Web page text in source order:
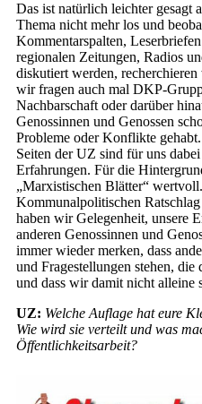
Das ist natürlich leichter gesagt
Thema nicht mehr los und
Kommentarspalten,
regionalen Zeitungen, Radios
diskutiert werden,
wir fragen auch mal DKP-
Nachbarschaft oder darüber
Genossinnen und Genossen
Probleme oder Konflikte
Seiten der UZ sind für uns
Erfahrungen. Für die
„Marxistischen Blätter“
Kommunalpolitischen
haben wir Gelegenheit, unsere
anderen Genossinnen und
immer wieder merken, dass
und Fragestellungen stehen,
und dass wir damit nicht alleine
UZ: Welche Auflage hat eure
Wie wird sie verteilt und was
Öffentlichkeitsarbeit?